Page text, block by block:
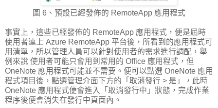
圖 6、預設已經發佈的 RemoteApp 應用程式
事實上，這些已經發佈的 RemoteApp 應用程式，便是屆時
使用者連上 Azure RemoteApp 平台後，所看到的應用程式可
用清單，所以管理人員可以針對使用者的需求進行調配，舉
例來說 使用者可能只會用到常用的 Office 應用程式，但
OneNote 應用程式可能並不需要。便可以點選 OneNote 應用
程式項目後，點選管理介面下方的「取消發行 > 是」，此時
OneNote 應用程式便會進入「取消發行中」狀態，完成作業
程序後便會消失在發行中頁面內。